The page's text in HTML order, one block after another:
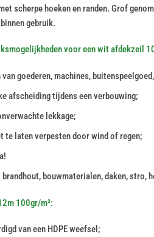
scherpe hoeken en randen. Grof
gebruik.
voor een wit afdekzeil
goederen, machines,
afscheiding tijdens een verbouwing;
lekkage;
te laten verpesten door wind of regen;
bouwmaterialen, daken, stro,
100gr/m²:
van een HDPE weefsel;